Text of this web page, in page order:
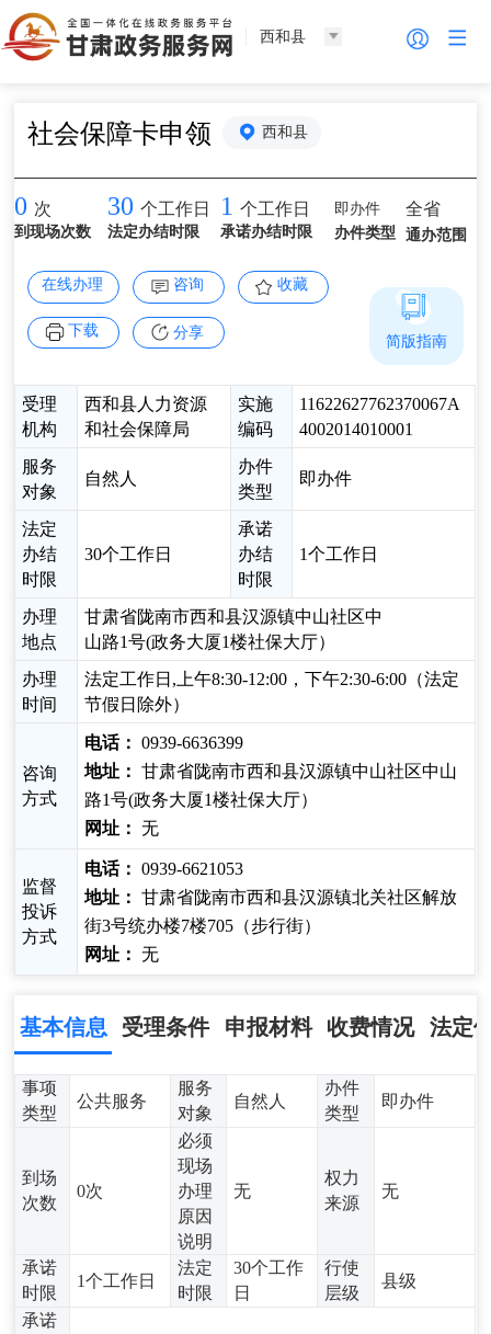
西和县
社会保障卡申领 西和县
0 次
到现场次数
30 个工作日
法定办结时限
1 个工作日
承诺办结时限
即办件
办件类型
全省
通办范围
在线办理 咨询 收藏
下载 分享
受理
机构
西和县人力资源
和社会保障局
实施
编码
11622627762370067A
4002014010001
服务
对象
自然人
办件
类型
即办件
法定
办结
时限
30个工作日
承诺
办结
时限
1个工作日
办理
地点
甘肃省陇南市西和县汉源镇中山社区中
山路1号(政务大厦1楼社保大厅）
办理
时间
法定工作日,上午8:30-12:00，下午2:30-6:00（法定
节假日除外）
咨询
方式
电话： 0939-6636399
地址： 甘肃省陇南市西和县汉源镇中山社区中山
路1号(政务大厦1楼社保大厅）
网址： 无
监督
投诉
方式
电话： 0939-6621053
地址： 甘肃省陇南市西和县汉源镇北关社区解放
街3号统办楼7楼705（步行街）
网址： 无
简版指南
基本信息 受理条件 申报材料 收费情况 法定
事项
类型
公共服务
服务
对象
自然人
办件
类型
即办件
到场
次数
0次
必须
现场
办理
原因
说明
无
权力
来源
无
承诺
时限
1个工作日
法定
时限
30个工作
日
行使
层级
县级
承诺